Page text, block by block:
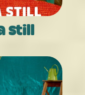
still